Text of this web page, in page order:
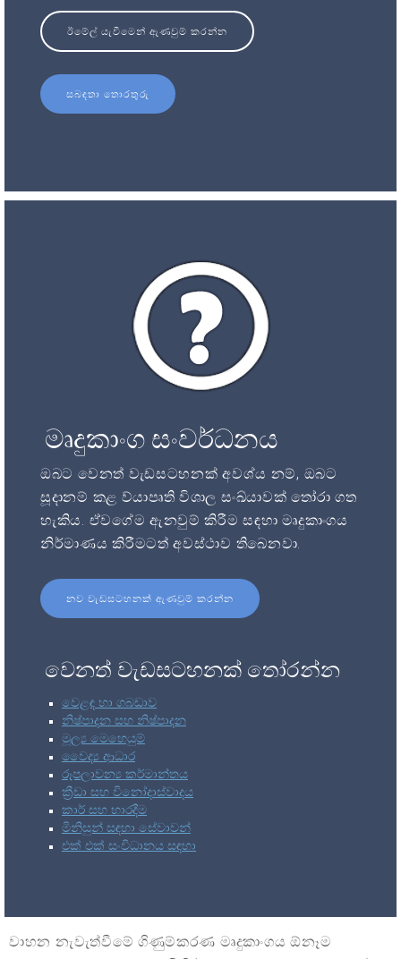
ඊමේල් යැවීමෙන් ඇණවුම් කරන්න
සබඳතා තොරතුරු
මෘදුකාංග සංවර්ධනය
ඔබට වෙනත් වැඩසටහනක් අවශ්ය නම්, ඔබට
සූදානම් කළ ව්යාපෘති විශාල සංඛ්යාවක් තෝරා ගත
හැකිය. ඒවගේම ඇනවුම් කිරීම සඳහා මෘදුකාංගය
නිර්මාණය කිරීමටත් අවස්ථාව තිබෙනවා.
නව වැඩසටහනක් ඇණවුම් කරන්න
වෙනත් වැඩසටහනක් තෝරන්න
වෙළඳ හා ගබඩාව
නිෂ්පාදන සහ නිෂ්පාදන
මූල්‍ය මෙහෙයුම්
වෛද්‍ය ආධාර
රූපලාවන්‍ය කර්මාන්තය
ක්‍රීඩා සහ විනෝදාස්වාදය
කාර් සහ භාරදීම
මිනිසුන් සඳහා සේවාවන්
එක් එක් සංවිධානය සඳහා
වාහන නැවැත්වීමේ ගිණුම්කරණ මෘදුකාංගය ඕනෑම